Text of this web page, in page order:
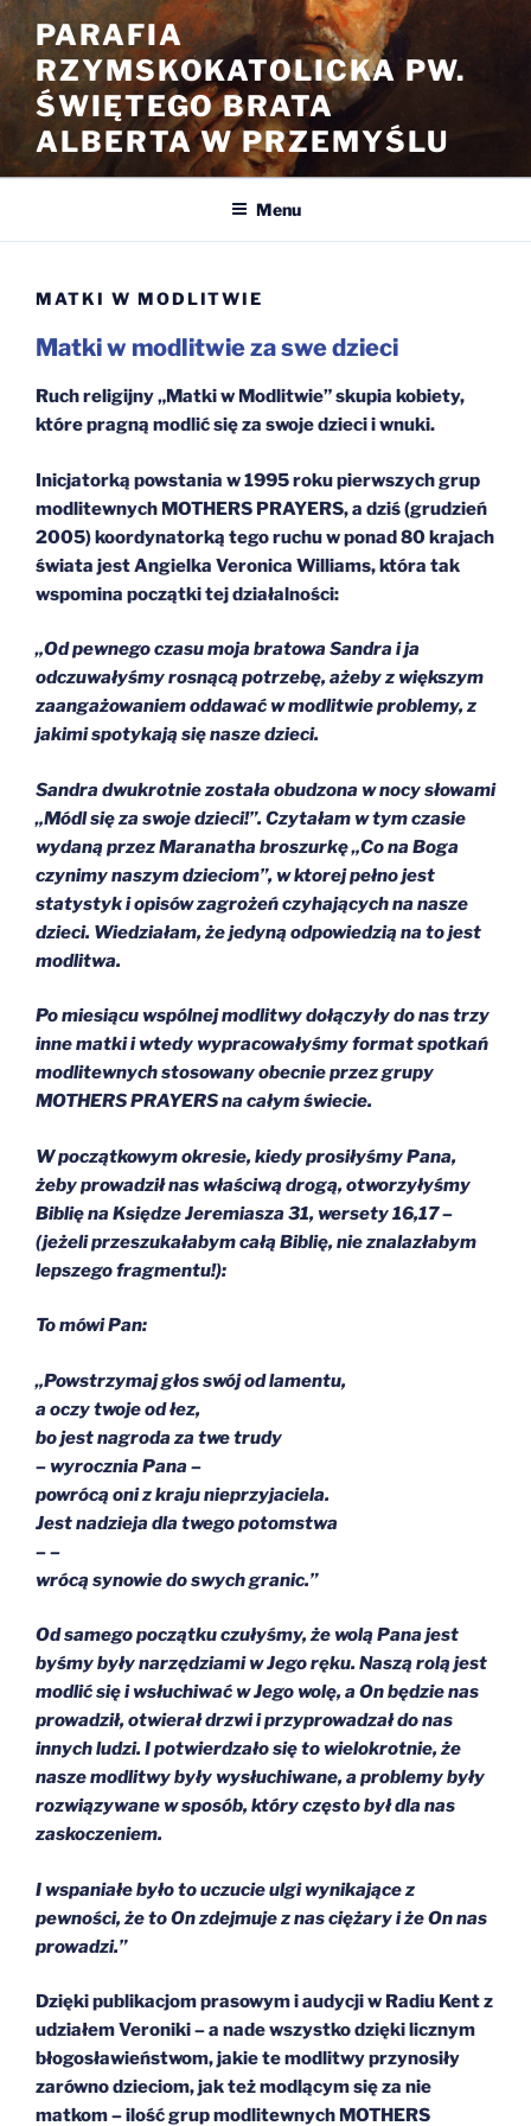
Przejdź
do
treści
PARAFIA
RZYMSKOKATOLICKA PW.
ŚWIĘTEGO BRATA
ALBERTA W PRZEMYŚLU
Menu
MATKI W MODLITWIE
Matki w modlitwie za swe dzieci
Ruch religijny „Matki w Modlitwie” skupia kobiety,
które pragną modlić się za swoje dzieci i wnuki.
Inicjatorką powstania w 1995 roku pierwszych grup
modlitewnych MOTHERS PRAYERS, a dziś (grudzień
2005) koordynatorką tego ruchu w ponad 80 krajach
świata jest Angielka Veronica Williams, która tak
wspomina początki tej działalności:
„Od pewnego czasu moja bratowa Sandra i ja
odczuwałyśmy rosnącą potrzebę, ażeby z większym
zaangażowaniem oddawać w modlitwie problemy, z
jakimi spotykają się nasze dzieci.
Sandra dwukrotnie została obudzona w nocy słowami
„Módl się za swoje dzieci!”. Czytałam w tym czasie
wydaną przez Maranatha broszurkę „Co na Boga
czynimy naszym dzieciom”, w ktorej pełno jest
statystyk i opisów zagrożeń czyhających na nasze
dzieci. Wiedziałam, że jedyną odpowiedzią na to jest
modlitwa.
Po miesiącu wspólnej modlitwy dołączyły do nas trzy
inne matki i wtedy wypracowałyśmy format spotkań
modlitewnych stosowany obecnie przez grupy
MOTHERS PRAYERS na całym świecie.
W początkowym okresie, kiedy prosiłyśmy Pana,
żeby prowadził nas właściwą drogą, otworzyłyśmy
Biblię na Księdze Jeremiasza 31, wersety 16,17 –
(jeżeli przeszukałabym całą Biblię, nie znalazłabym
lepszego fragmentu!):
To mówi Pan:
„Powstrzymaj głos swój od lamentu,
a oczy twoje od łez,
bo jest nagroda za twe trudy
– wyrocznia Pana –
powrócą oni z kraju nieprzyjaciela.
Jest nadzieja dla twego potomstwa
– –
wrócą synowie do swych granic.”
Od samego początku czułyśmy, że wolą Pana jest
byśmy były narzędziami w Jego ręku. Naszą rolą jest
modlić się i wsłuchiwać w Jego wolę, a On będzie nas
prowadził, otwierał drzwi i przyprowadzał do nas
innych ludzi. I potwierdzało się to wielokrotnie, że
nasze modlitwy były wysłuchiwane, a problemy były
rozwiązywane w sposób, który często był dla nas
zaskoczeniem.
I wspaniałe było to uczucie ulgi wynikające z
pewności, że to On zdejmuje z nas ciężary i że On nas
prowadzi.”
Dzięki publikacjom prasowym i audycji w Radiu Kent z
udziałem Veroniki – a nade wszystko dzięki licznym
błogosławieństwom, jakie te modlitwy przynosiły
zarówno dzieciom, jak też modlącym się za nie
matkom – ilość grup modlitewnych MOTHERS